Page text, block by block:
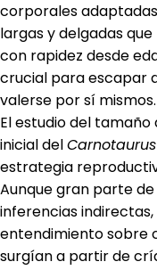
corporales
largas y delgadas
con rapidez desde
crucial para escapar
valerse por sí mismos.
El estudio del
inicial delCarnotaurus
estrategia
Aunque gran parte
inferencias
entendimiento sobre
surgían a partir de